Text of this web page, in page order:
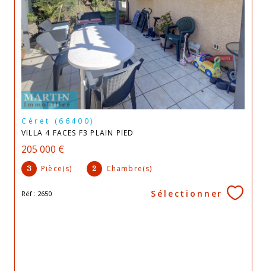
Céret (66400)
VILLA 4 FACES F3 PLAIN PIED
205 000 €
3 Pièce(s) 2 Chambre(s)
Réf : 2650 Sélectionner